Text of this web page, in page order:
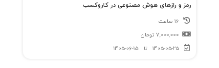
رمز و رازهای هوش مصنوعی در کاروکسب
7,000,000 تومان
1405-05-25
تا 1405-06-15